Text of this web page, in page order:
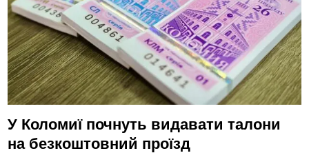
У Коломиї почнуть видавати талони
на безкоштовний проїзд